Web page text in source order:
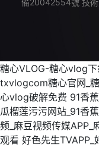
備20042554號技術
糖心VLOG-糖心vlog
txvlogcom糖心官网_
心vlog破解免费 91香
瓜榴莲污污网站_91香
频_麻豆视频传媒APP_
观看 好色先生